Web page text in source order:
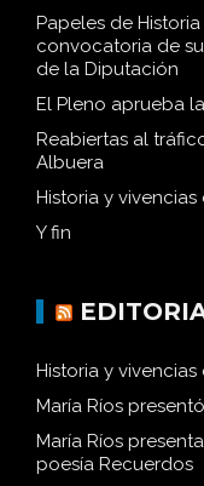
Papeles de
convocatoria de
de la Diputación
El Pleno aprueba
Reabiertas al
Albuera
Historia y
Y fin
Historia y
María Ríos
María Ríos
poesía Recuerdos